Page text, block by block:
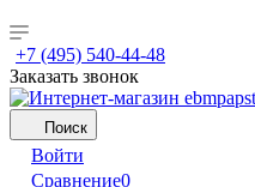
+7 (495) 540-44-48
Заказать звонок
Поиск
Войти
Сравнение0